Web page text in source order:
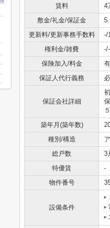
賃料
4
敷金/礼金/保証金
更新料/更新事務手数料
-/
権利金/雑費
-/-
保険加入/料金
保証人代行義務
保証会社詳細
築年月(築年数)
種別/構造
総戸数
3
特優賃
-
物件番号
設備条件